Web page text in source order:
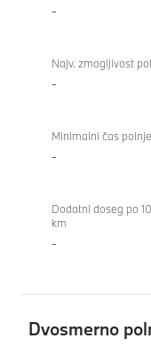
-
Najv. zmogljivost
-
Minimalni čas
-
Dodatni doseg po
km
-
Dvosmerno